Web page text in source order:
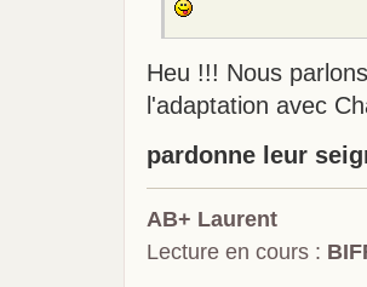
Heu !!! Nous
l'adaptation avec
pardonne leur
AB+ Laurent
Lecture en cours :